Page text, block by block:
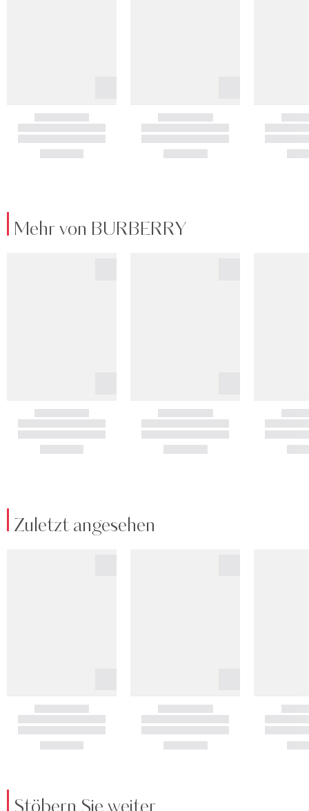
Mehr von BURBERRY
Zuletzt angesehen